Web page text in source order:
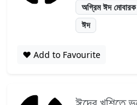
অগ্রিম ঈদ মোবারক
ঈদ
❤️ Add to Favourite